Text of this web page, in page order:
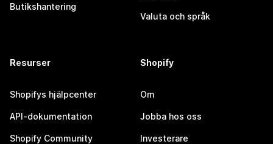
Butikshantering
Valuta och språk
Resurser
Shopifys hjälpcenter
API-dokumentation
Shopify Community
Shopify
Om
Jobba hos oss
Investerare